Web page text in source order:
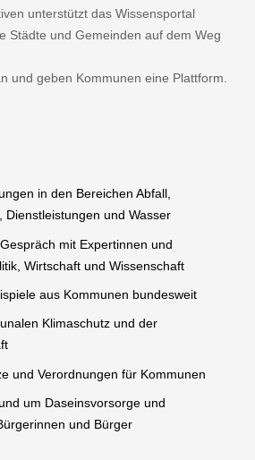
unterstützt das Wissensportal
Städte und Gemeinden auf dem Weg
und geben Kommunen eine Plattform.
in den Bereichen Abfall,
Dienstleistungen und Wasser
mit Expertinnen und
Wirtschaft und Wissenschaft
aus Kommunen bundesweit
Klimaschutz und der
und Verordnungen für Kommunen
um Daseinsvorsorge und
und Bürger